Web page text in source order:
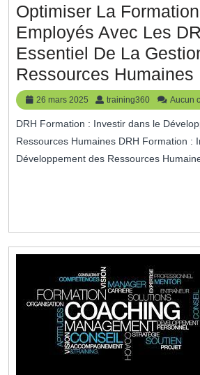
Optimiser La
Employés Avec Les
Essentiel De La
Ressources Humaines
26 mars 2025
26
mars
2025
training360 training360
Aucun
DRH Formation : Investir dans le Développement des
Ressources Humaines DRH Formation :
Développement des Ressources